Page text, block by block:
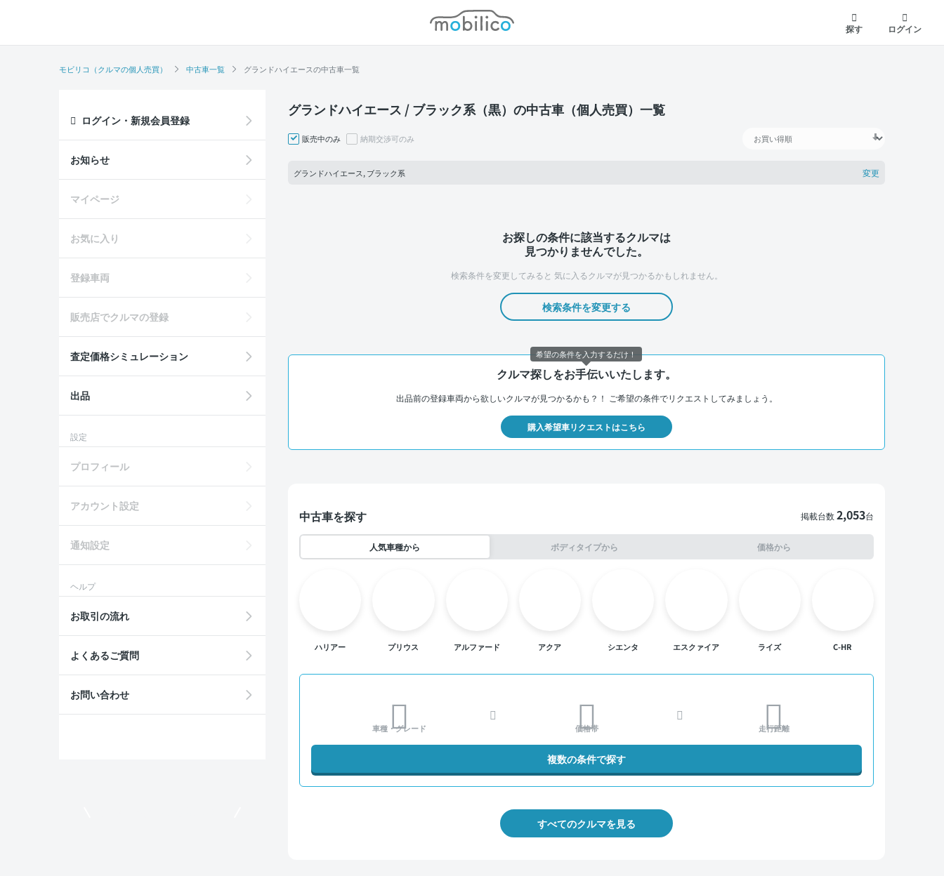
モビリコ
探す
ログイン
モビリコ（クルマの個人売買） 中古車一覧 グランドハイエースの中古車一覧
グランドハイエース / ブラック系（黒）の中古車（個人売買）一覧
販売中のみ 納期交渉可のみ
グランドハイエース, ブラック系 変更
お探しの条件に該当するクルマは
見つかりませんでした。
検索条件を変更してみると 気に入るクルマが見つかるかもしれません。
検索条件を変更する
クルマ探しをお手伝いいたします。
出品前の登録車両から欲しいクルマが見つかるかも？！ ご希望の条件でリクエストしてみましょう。
購入希望車リクエストはこちら
中古車を探す 掲載台数2,053台
人気車種から ボディタイプから 価格から
ハリアー プリウス アルファード アクア シエンタ エスクァイア ライズ C-HR
車種・グレード 価格帯 走行距離
複数の条件で探す
すべてのクルマを見る
ログイン・新規会員登録
お知らせ
マイページ
お気に入り
登録車両
販売店でクルマの登録
査定価格シミュレーション
出品
設定
プロフィール
アカウント設定
通知設定
ヘルプ
お取引の流れ
よくあるご質問
お問い合わせ
希望の条件を入力するだけ！